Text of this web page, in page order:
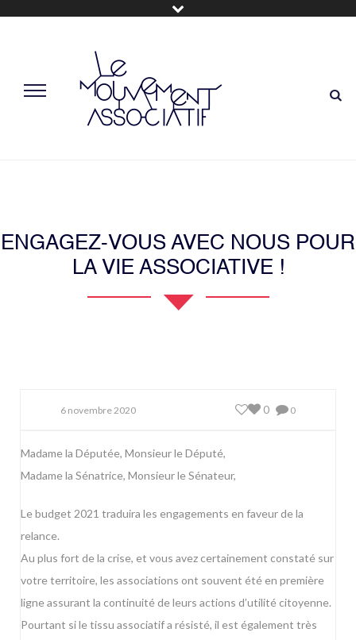
ENGAGEZ-VOUS AVEC NOUS POUR
LA VIE ASSOCIATIVE !
6 novembre 2020 0
0
Madame la Députée, Monsieur le Député,
Madame la Sénatrice, Monsieur le Sénateur,
Le budget 2021 traduira les engagements en faveur de la
relance.
Au plus fort de la crise, et vous avez certainement constaté sur
votre territoire, les associations ont souvent été en première
ligne assurant la continuité de leurs actions d’utilité citoyenne.
Pourtant si le tissu associatif a résisté, il est également très